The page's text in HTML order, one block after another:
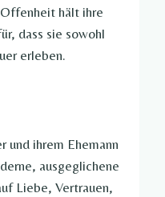
Offenheit hält ihre
dass sie sowohl
erleben.
und ihrem Ehemann
ausgeglichene
Liebe, Vertrauen,